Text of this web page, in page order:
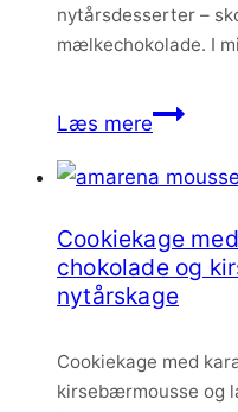
nytårsdesserter –
mælkechokolade. I
Læs mere
knas
–
Cookiekage
chokolade og
nytårskage
Cookiekage med
kirsebærmousse og